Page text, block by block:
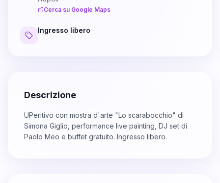
Cerca su Google Maps
Ingresso libero
Descrizione
UPeritivo con mostra d'arte "Lo scarabocchio" di
Simona Giglio, performance live painting, DJ set di
Paolo Meo e buffet gratuito. Ingresso libero.